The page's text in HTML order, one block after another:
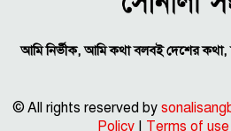
আমি নির্ভীক, আমি কথা বলবই দেশের কথা,
© All rights reserved by
Policy| Terms of use